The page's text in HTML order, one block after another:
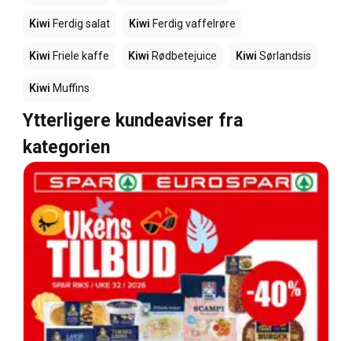
Kiwi Ferdig salat Kiwi Ferdig vaffelrøre
Kiwi Friele kaffe Kiwi Rødbetejuice Kiwi Sørlandsis
Kiwi Muffins
Ytterligere kundeaviser fra
kategorien